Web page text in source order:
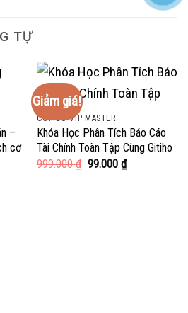
TỰ
–
cơ
Giảm giá!
COMBO VIP MASTER
Khóa Học Phân Tích Báo Cáo
Tài Chính Toàn Tập Cùng Gitiho
999.000₫ Giá
99.000 ₫Giá
hiện